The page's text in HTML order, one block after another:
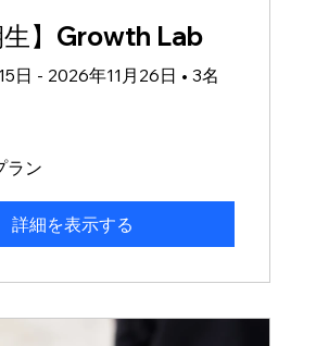
生】Growth Lab
日 - 2026年11月26日 •3名
ラン
詳細を表示する